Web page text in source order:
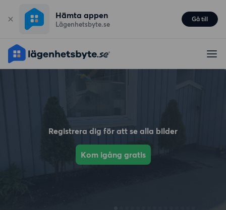
Hämta appen
Lägenhetsbyte.se
Gå till
Registrera dig för att se alla bilder
Kom igång gratis